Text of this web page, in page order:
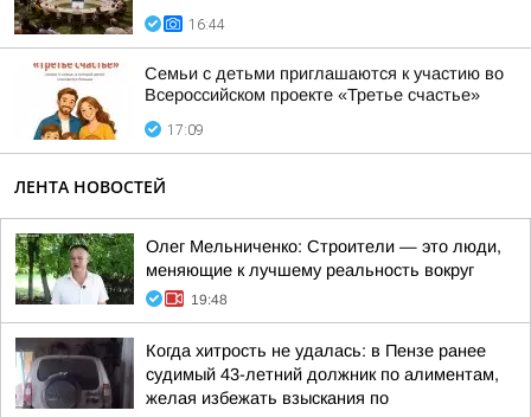
16:44
Семьи с детьми приглашаются к участию во
Всероссийском проекте «Третье счастье»
17:09
ЛЕНТА НОВОСТЕЙ
Олег Мельниченко: Строители — это люди,
меняющие к лучшему реальность вокруг
19:48
Когда хитрость не удалась: в Пензе ранее
судимый 43-летний должник по алиментам,
желая избежать взыскания по